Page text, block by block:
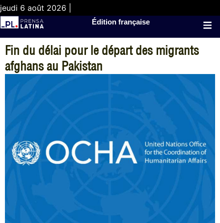
jeudi 6 août 2026 |
Édition française
Fin du délai pour le départ des migrants
afghans au Pakistan